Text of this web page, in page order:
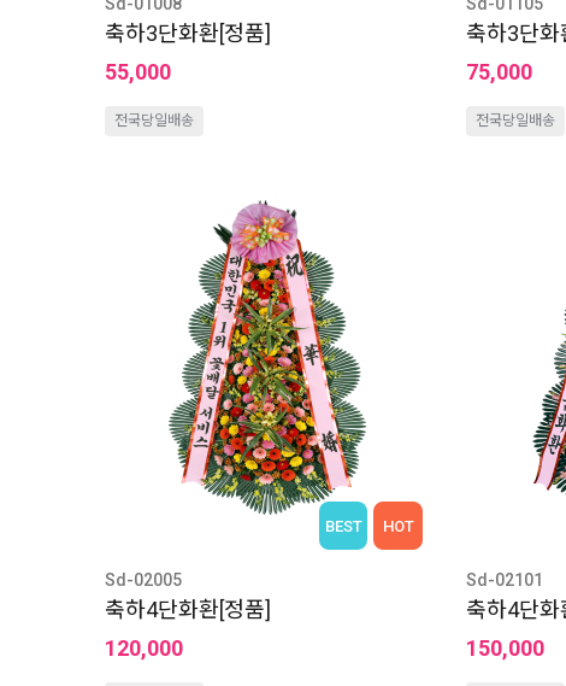
Sd-01008
축하3단화환[정품]
55,000
전국당일배송
Sd-01105
축하3단화
75,000
전국당일배송
BEST HOT
Sd-02005
축하4단화환[정품]
120,000
Sd-02101
축하4단화
150,000